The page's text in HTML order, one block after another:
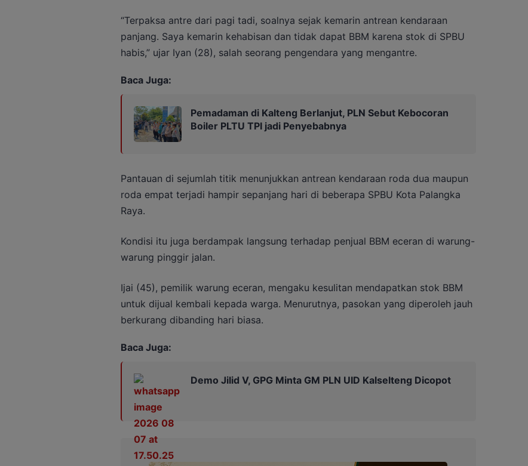
“Terpaksa antre dari pagi tadi, soalnya sejak kemarin antrean kendaraan
panjang. Saya kemarin kehabisan dan tidak dapat BBM karena stok di SPBU
habis,” ujar Iyan (28), salah seorang pengendara yang mengantre.
Baca Juga:
Pemadaman di Kalteng Berlanjut, PLN Sebut Kebocoran
Boiler PLTU TPI jadi Penyebabnya
Pantauan di sejumlah titik menunjukkan antrean kendaraan roda dua maupun
roda empat terjadi hampir sepanjang hari di beberapa SPBU Kota Palangka
Raya.
Kondisi itu juga berdampak langsung terhadap penjual BBM eceran di warung-
warung pinggir jalan.
Ijai (45), pemilik warung eceran, mengaku kesulitan mendapatkan stok BBM
untuk dijual kembali kepada warga. Menurutnya, pasokan yang diperoleh jauh
berkurang dibanding hari biasa.
Baca Juga:
Demo Jilid V, GPG Minta GM PLN UID Kalselteng Dicopot